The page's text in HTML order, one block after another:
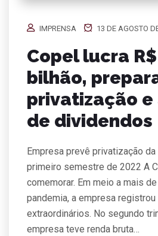
IMPRENSA 13 DE AGOSTO
Copel lucra
bilhão,
privatização
de dividendos
Empresa prevê privatização
primeiro semestre de 2022 A
comemorar. Em meio a mais
pandemia, a empresa registrou
extraordinários. No segundo
empresa teve renda bruta…